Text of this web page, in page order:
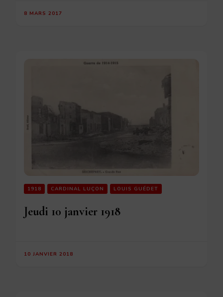
8 MARS 2017
1918 CARDINAL LUÇON LOUIS GUÉDET
Jeudi 10 janvier 1918
10 JANVIER 2018